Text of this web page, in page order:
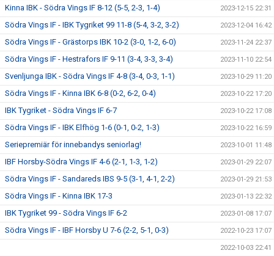
Kinna IBK - Södra Vings IF 8-12 (5-5, 2-3, 1-4) 2023-12-15 22:31
Södra Vings IF - IBK Tygriket 99 11-8 (5-4, 3-2, 3-2) 2023-12-04 16:42
Södra Vings IF - Grästorps IBK 10-2 (3-0, 1-2, 6-0) 2023-11-24 22:37
Södra Vings IF - Hestrafors IF 9-11 (3-4, 3-3, 3-4) 2023-11-10 22:54
Svenljunga IBK - Södra Vings IF 4-8 (3-4, 0-3, 1-1) 2023-10-29 11:20
Södra Vings IF - Kinna IBK 6-8 (0-2, 6-2, 0-4) 2023-10-22 17:20
IBK Tygriket - Södra Vings IF 6-7 2023-10-22 17:08
Södra Vings IF - IBK Elfhög 1-6 (0-1, 0-2, 1-3) 2023-10-22 16:59
Seriepremiär för innebandys seniorlag! 2023-10-01 11:48
IBF Horsby-Södra Vings IF 4-6 (2-1, 1-3, 1-2) 2023-01-29 22:07
Södra Vings IF - Sandareds IBS 9-5 (3-1, 4-1, 2-2) 2023-01-29 21:53
Södra Vings IF - Kinna IBK 17-3 2023-01-13 22:32
IBK Tygriket 99 - Södra Vings IF 6-2 2023-01-08 17:07
Södra Vings IF - IBF Horsby U 7-6 (2-2, 5-1, 0-3) 2022-10-23 17:07
2022-10-03 22:41